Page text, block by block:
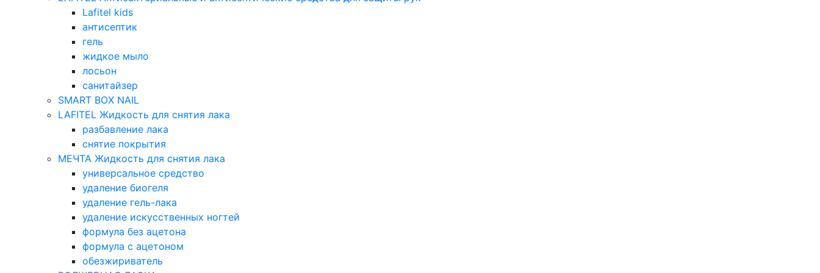
Lafitel kids
антисептик
гель
жидкое мыло
лосьон
санитайзер
SMART BOX NAIL
LAFITEL Жидкость для снятия лака
разбавление лака
снятие покрытия
МЕЧТА Жидкость для снятия лака
универсальное средство
удаление биогеля
удаление гель-лака
удаление искусственных ногтей
формула без ацетона
формула с ацетоном
обезжириватель